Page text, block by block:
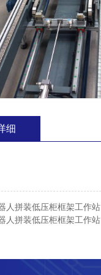
细
人拼装低压柜框架工作站
人拼装低压柜框架工作站